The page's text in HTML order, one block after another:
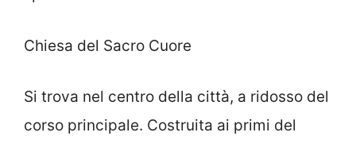
Chiesa del Sacro Cuore
Si trova nel centro della città, a ridosso del
corso principale. Costruita ai primi del